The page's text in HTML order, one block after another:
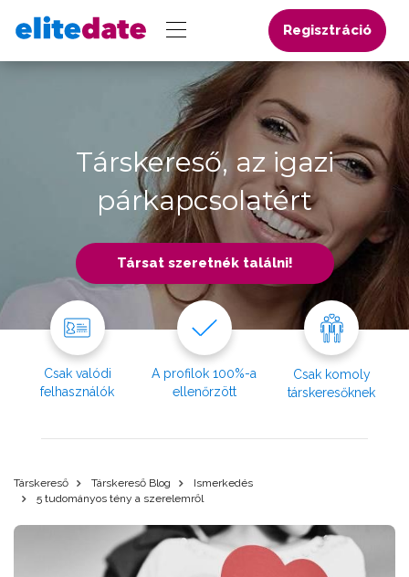
Regisztráció
Társkereső, az igazi
párkapcsolatért
Társat szeretnék találni!
Csak valódi
felhasználók
A profilok 100%-a
ellenőrzött
Csak komoly
társkeresőknek
Társkereső Társkereső Blog
Ismerkedés
5 tudományos tény a szerelemről